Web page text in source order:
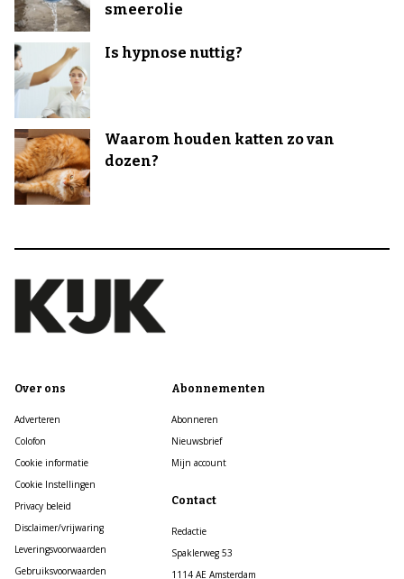
smeerolie
Is hypnose nuttig?
Waarom houden katten zo van
dozen?
Over ons
Adverteren
Colofon
Cookie informatie
Cookie Instellingen
Privacy beleid
Disclaimer/vrijwaring
Leveringsvoorwaarden
Gebruiksvoorwaarden
Abonnementen
Abonneren
Nieuwsbrief
Mijn account
Contact
Redactie
Spaklerweg 53
1114 AE Amsterdam